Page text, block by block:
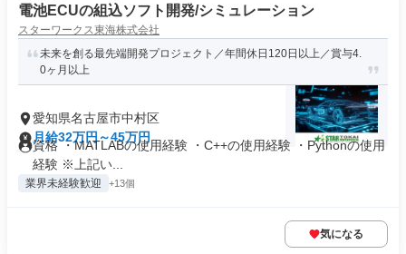
電池ECUの組込ソフト開発/シミュレーション
スターワークス東海株式会社
未来を創る最先端開発プロジェクト／年間休日120日以上／賞与4.
0ヶ月以上
愛知県名古屋市中村区
月給32万円～45万円
資格 ・MATLABの使用経験 ・C++の使用経験 ・Pythonの使用
経験 ※上記い...
業界未経験歓迎 +13個
気になる